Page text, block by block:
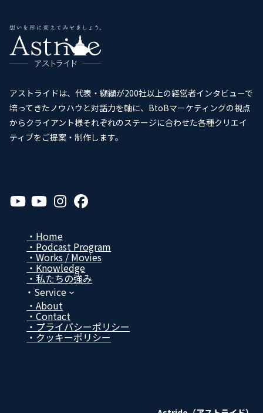
アストライドは、代表・纐纈が200社以上の経営者インタビューで
培ってきたノウハウと対話力を軸に、BtoBマーケティングの視点
からクライアント様それぞれのステージに合わせた各種クリエイ
ティブをご提案・制作します。
ア
イ
ア
イ
リ
ン
ク
ア
イ
リ
ン
ク
ア
イ
ン
ク
Home
Podcast Program
Works / Movies
Know­ledge
私たちの強み
Service
About
Contact
プライバシーポリシー
クッキーポリシー